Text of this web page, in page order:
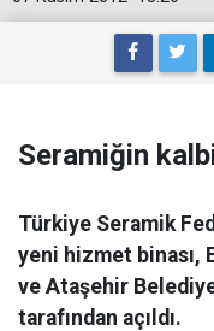
Seramiğin
Türkiye Seramik
yeni hizmet binası,
ve Ataşehir
tarafından açıldı.